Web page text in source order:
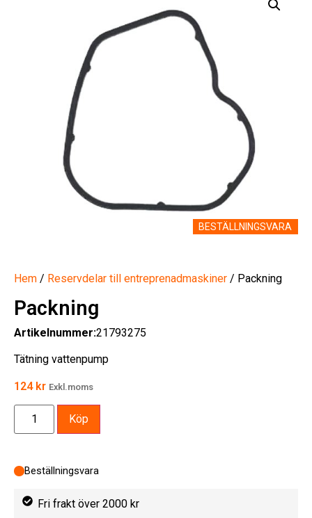
BESTÄLLNINGSVARA
Hem / Reservdelar till entreprenadmaskiner / Packning
Packning
Artikelnummer:21793275
Tätning vattenpump
124 kr Exkl.moms
Beställningsvara
Köp
Fri frakt över 2000 kr